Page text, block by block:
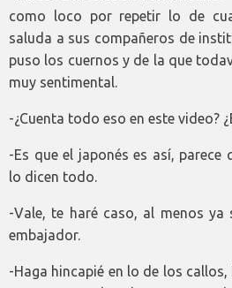
como loco por repetir lo de
saluda a sus compañeros de
puso los cuernos y de la que
muy sentimental.
-¿Cuenta todo eso en este video?
-Es que el japonés es así, parece
lo dicen todo.
-Vale, te haré caso, al menos ya
embajador.
-Haga hincapié en lo de los callos,